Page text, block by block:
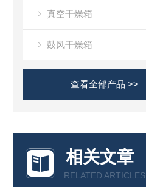
真空干燥箱
鼓风干燥箱
查看全部产品 >>
相关文章
RELATED ARTICLES